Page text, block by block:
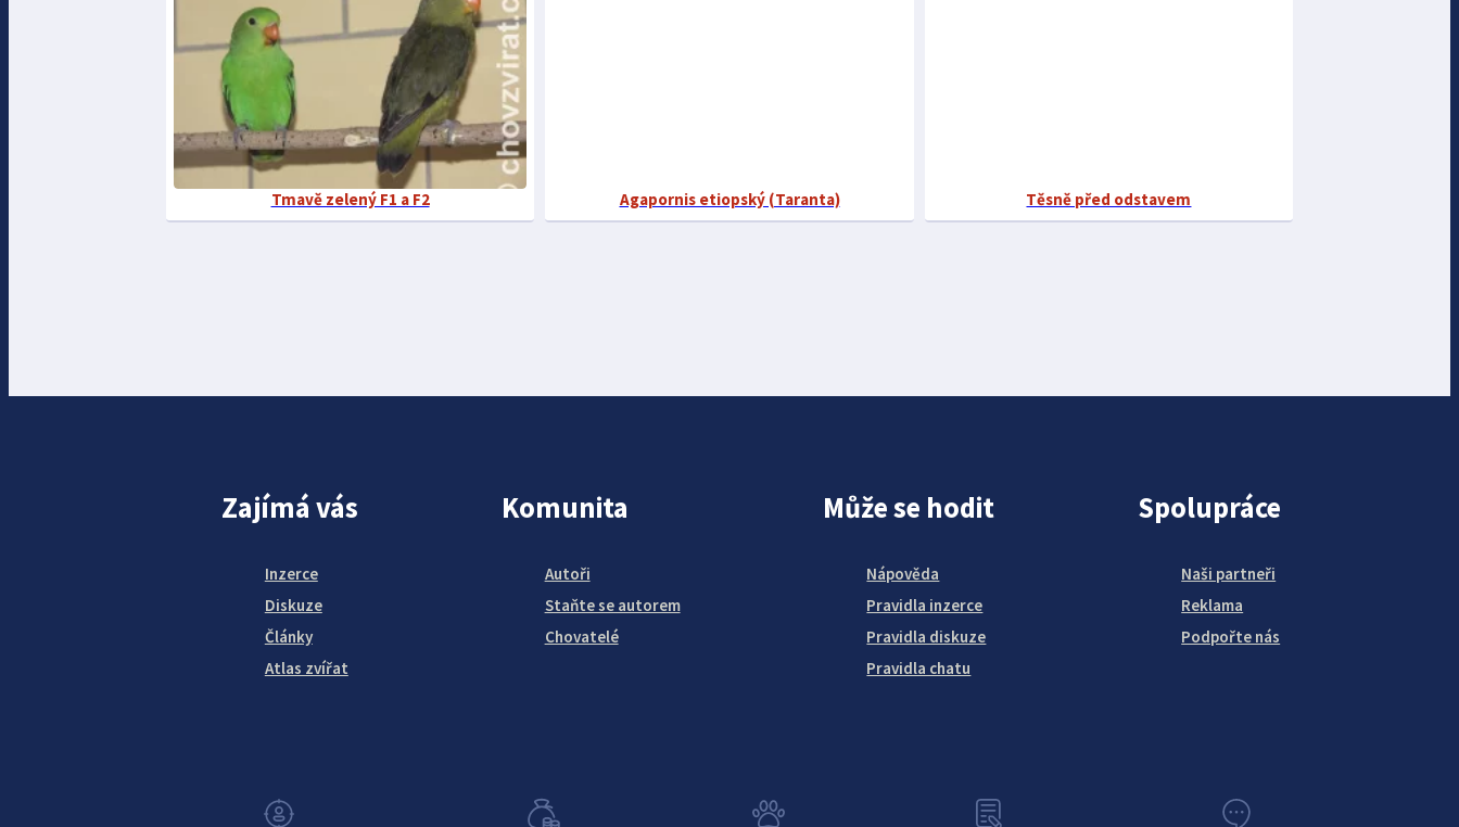
Tmavě zelený F1 a F2 Agapornis etiopský (Taranta) Těsně před odstavem
Zajímá vás
Inzerce
Diskuze
Články
Atlas zvířat
Komunita
Autoři
Staňte se autorem
Chovatelé
Může se hodit
Nápověda
Pravidla inzerce
Pravidla diskuze
Pravidla chatu
Spolupráce
Naši partneři
Reklama
Podpořte nás